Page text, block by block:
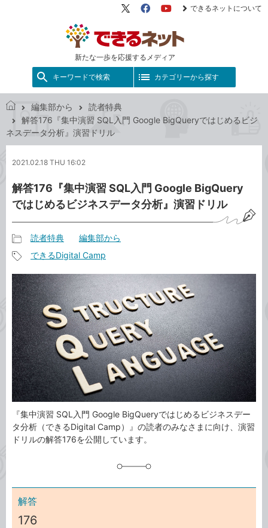
新たな一歩を応援するメディア
X（旧
FacebookYouTube
できるネットについて
キーワードで検索 カテゴリーから探す
で
き
ッ
編集部から
読者特典
解答176『集中演習 SQL入門 Google BigQueryではじめるビジ
ネスデータ分析』演習ドリル
2021.02.18 THU 16:02
解答176『集中演習 SQL入門 Google BigQuery
ではじめるビジネスデータ分析』演習ドリル
事
カ
テ
ゴ
リ
読者特典 編集部から
事
タ
グ
できるDigital Camp
『集中演習 SQL入門 Google BigQueryではじめるビジネスデー
タ分析（できるDigital Camp）』の読者のみなさまに向け、演習
ドリルの解答176を公開しています。
解答
176